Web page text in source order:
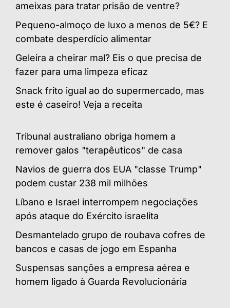
ameixas para tratar prisão de ventre?
Pequeno-almoço de luxo a menos de 5€? E
combate desperdício alimentar
Geleira a cheirar mal? Eis o que precisa de
fazer para uma limpeza eficaz
Snack frito igual ao do supermercado, mas
este é caseiro! Veja a receita
Tribunal australiano obriga homem a
remover galos "terapêuticos" de casa
Navios de guerra dos EUA "classe Trump"
podem custar 238 mil milhões
Líbano e Israel interrompem negociações
após ataque do Exército israelita
Desmantelado grupo de roubava cofres de
bancos e casas de jogo em Espanha
Suspensas sanções a empresa aérea e
homem ligado à Guarda Revolucionária